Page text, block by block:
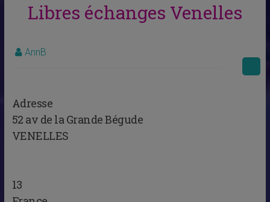
Libres échanges Venelles
AnnB
Adresse
52 av de la Grande Bégude
VENELLES
13